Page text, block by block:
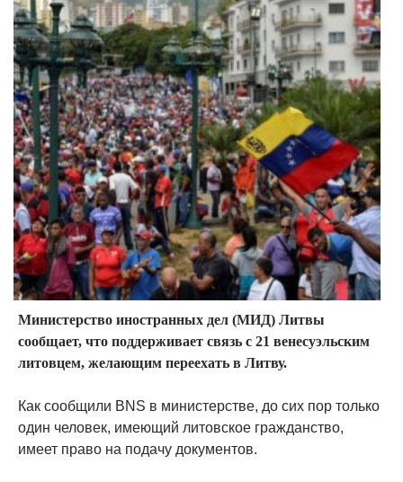
Министерство иностранных дел (МИД) Литвы
сообщает, что поддерживает связь с 21 венесуэльским
литовцем, желающим переехать в Литву.
Как сообщили BNS в министерстве, до сих пор только
один человек, имеющий литовское гражданство,
имеет право на подачу документов.